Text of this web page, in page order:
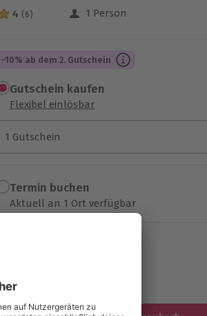
4 Sterne von 5 aus 6 Bewertungen
4 (6) 1 Person
-10% ab dem 2. Gutschein
Gutschein kaufen
Flexibel einlösbar
Gutschein
1 Gutschein
1 Gutschein
Termin buchen
Aktuell an 1 Ort verfügbar
zzgl. Versand